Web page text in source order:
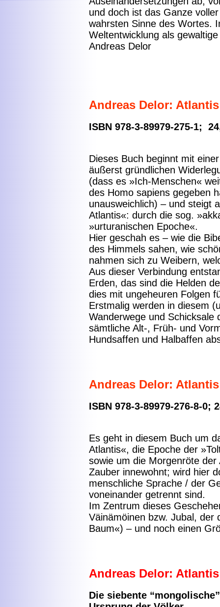
und doch ist das Ganze
wahrsten Sinne des Wortes.
Weltentwicklung als
Andreas Delor
Andreas Delor:
ISBN 978-3-89979-275-1;
Dieses Buch beginnt mit
äußerst gründlichen
(dass es »Ich-Menschen«
des Homo sapiens gegeben
unausweichlich) – und steigt
Atlantis«: durch die sog.
»urturanischen Epoche«.
Hier geschah es – wie die
des Himmels sahen, wie
nahmen sich zu Weibern,
Aus dieser Verbindung
Erden, das sind die Helden
dies mit ungeheuren Folgen
Erstmalig werden in diesem
Wanderwege und Schicksale
sämtliche Alt-, Früh- und
Hundsaffen und Halbaffen
Andreas Delor:
ISBN 978-3-89979-276-8-0;
Es geht in diesem Buch um
Atlantis«, die Epoche der
sowie um die Morgenröte
Zauber innewohnt; wird hier
menschliche Sprache / der
voneinander getrennt sind.
Im Zentrum dieses
Väinämöinen bzw. Jubal, der
Baum«) – und noch einen
Andreas Delor:
Die siebente